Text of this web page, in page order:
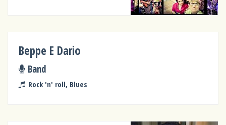
Beppe E Dario
Band
Rock 'n' roll, Blues